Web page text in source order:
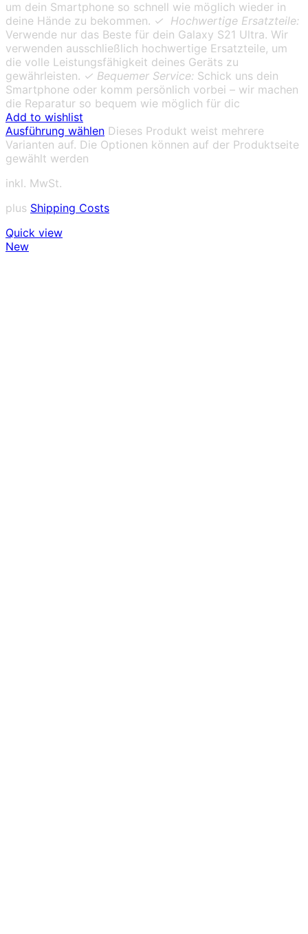
um dein Smartphone so schnell wie möglich wieder in
deine Hände zu bekommen. ✓ Hochwertige Ersatzteile:
Verwende nur das Beste für dein Galaxy S21 Ultra. Wir
verwenden ausschließlich hochwertige Ersatzteile, um
die volle Leistungsfähigkeit deines Geräts zu
gewährleisten. ✓ Bequemer Service: Schick uns dein
Smartphone oder komm persönlich vorbei – wir machen
die Reparatur so bequem wie möglich für dic
Add to wishlist
Ausführung wählen Dieses Produkt weist mehrere
Varianten auf. Die Optionen können auf der Produktseite
gewählt werden
inkl. MwSt.
plus Shipping Costs
Quick view
New